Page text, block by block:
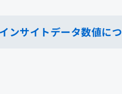
サイトデータ数値に